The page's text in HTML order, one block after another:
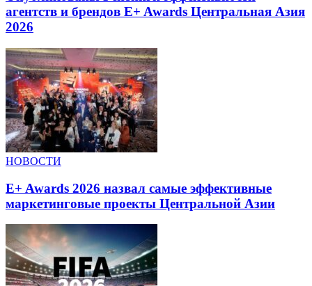
агентств и брендов E+ Awards Центральная Азия
2026
НОВОСТИ
E+ Awards 2026 назвал самые эффективные
маркетинговые проекты Центральной Азии